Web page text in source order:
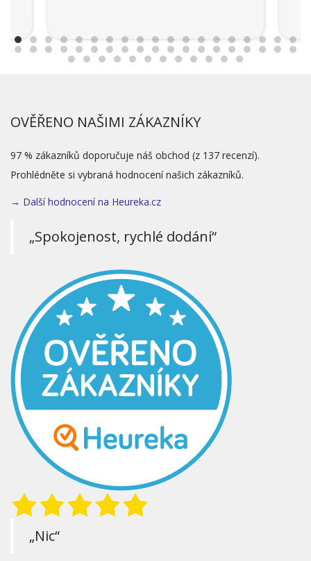
OVĚŘENO NAŠIMI ZÁKAZNÍKY
97 % zákazníků doporučuje náš obchod (z 137 recenzí).
Prohlédněte si vybraná hodnocení našich zákazníků.
→ Další hodnocení na Heureka.cz
„Spokojenost, rychlé dodání“
„Nic“